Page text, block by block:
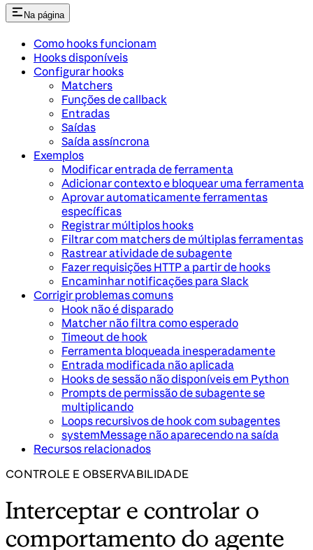
Na página
Como hooks funcionam
Hooks disponíveis
Configurar hooks
Matchers
Funções de callback
Entradas
Saídas
Saída assíncrona
Exemplos
Modificar entrada de ferramenta
Adicionar contexto e bloquear uma ferramenta
Aprovar automaticamente ferramentas
específicas
Registrar múltiplos hooks
Filtrar com matchers de múltiplas ferramentas
Rastrear atividade de subagente
Fazer requisições HTTP a partir de hooks
Encaminhar notificações para Slack
Corrigir problemas comuns
Hook não é disparado
Matcher não filtra como esperado
Timeout de hook
Ferramenta bloqueada inesperadamente
Entrada modificada não aplicada
Hooks de sessão não disponíveis em Python
Prompts de permissão de subagente se
multiplicando
Loops recursivos de hook com subagentes
systemMessage não aparecendo na saída
Recursos relacionados
CONTROLE E OBSERVABILIDADE
Interceptar e controlar o
comportamento do agente